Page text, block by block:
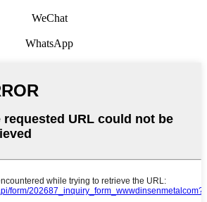
WeChat
WhatsApp